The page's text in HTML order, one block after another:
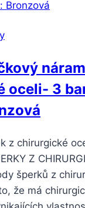
oceli- 3
z chirurgické
Z
šperků z
že má